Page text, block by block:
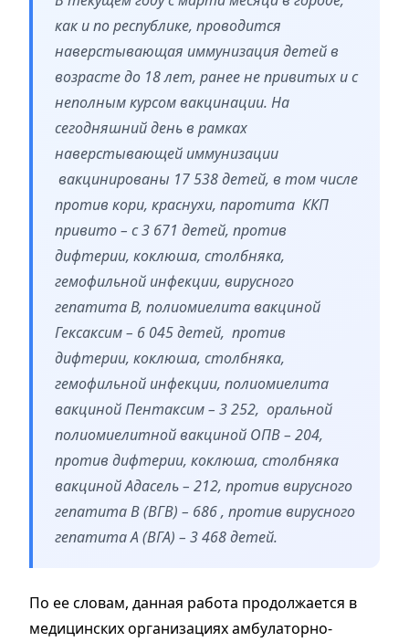
как и по республике, проводится
наверстывающая иммунизация детей в
возрасте до 18 лет, ранее не привитых и с
неполным курсом вакцинации. На
сегодняшний день в рамках
наверстывающей иммунизации
вакцинированы 17 538 детей, в том числе
против кори, краснухи, паротита ККП
привито – с 3 671 детей, против
дифтерии, коклюша, столбняка,
гемофильной инфекции, вирусного
гепатита В, полиомиелита вакциной
Гексаксим – 6 045 детей, против
дифтерии, коклюша, столбняка,
гемофильной инфекции, полиомиелита
вакциной Пентаксим – 3 252, оральной
полиомиелитной вакциной ОПВ – 204,
против дифтерии, коклюша, столбняка
вакциной Адасель – 212, против вирусного
гепатита В (ВГВ) – 686 , против вирусного
гепатита А (ВГА) – 3 468 детей.
По ее словам, данная работа продолжается в
медицинских организациях амбулаторно-